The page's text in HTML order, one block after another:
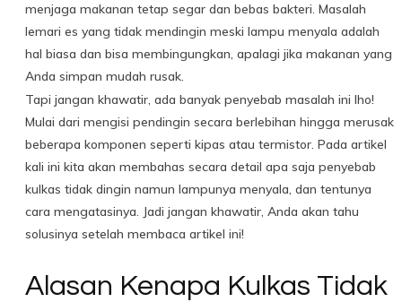
menjaga makanan tetap segar dan bebas bakteri. Masalah
lemari es yang tidak mendingin meski lampu menyala adalah
hal biasa dan bisa membingungkan, apalagi jika makanan yang
Anda simpan mudah rusak.
Tapi jangan khawatir, ada banyak penyebab masalah ini lho!
Mulai dari mengisi pendingin secara berlebihan hingga merusak
beberapa komponen seperti kipas atau termistor. Pada artikel
kali ini kita akan membahas secara detail apa saja penyebab
kulkas tidak dingin namun lampunya menyala, dan tentunya
cara mengatasinya. Jadi jangan khawatir, Anda akan tahu
solusinya setelah membaca artikel ini!
Alasan Kenapa Kulkas Tidak